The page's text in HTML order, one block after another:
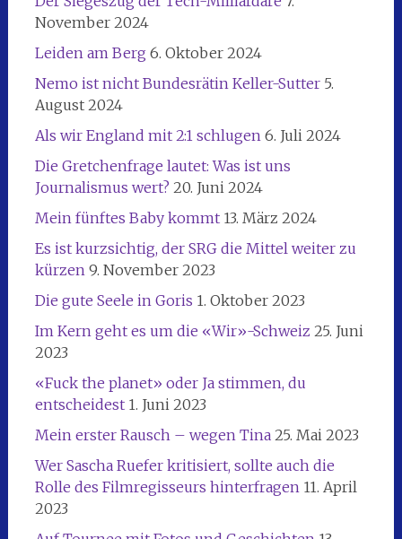
November 2024
Leiden am Berg 6. Oktober 2024
Nemo ist nicht Bundesrätin Keller-Sutter 5.
August 2024
Als wir England mit 2:1 schlugen 6. Juli 2024
Die Gretchenfrage lautet: Was ist uns
Journalismus wert? 20. Juni 2024
Mein fünftes Baby kommt 13. März 2024
Es ist kurzsichtig, der SRG die Mittel weiter zu
kürzen 9. November 2023
Die gute Seele in Goris 1. Oktober 2023
Im Kern geht es um die «Wir»-Schweiz 25. Juni
2023
«Fuck the planet» oder Ja stimmen, du
entscheidest 1. Juni 2023
Mein erster Rausch – wegen Tina 25. Mai 2023
Wer Sascha Ruefer kritisiert, sollte auch die
Rolle des Filmregisseurs hinterfragen 11. April
2023